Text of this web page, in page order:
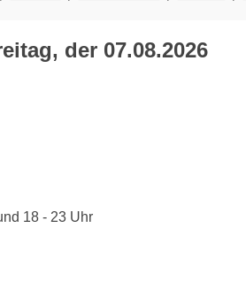
der 07.08.2026
18 - 23 Uhr